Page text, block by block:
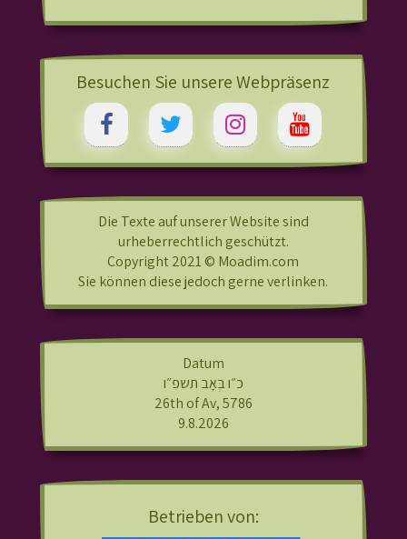
Besuchen Sie unsere Webpräsenz
Die Texte auf unserer Website sind
urheberrechtlich geschützt.
Copyright 2021 © Moadim.com
Sie können diese jedoch gerne verlinken.
Datum
כ״ו בְּאָב תשפ״ו
26th of Av, 5786
9.8.2026
Betrieben von: